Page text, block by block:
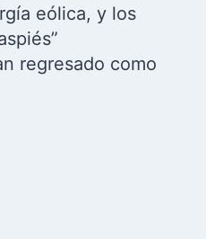
eólica, y los
regresado como